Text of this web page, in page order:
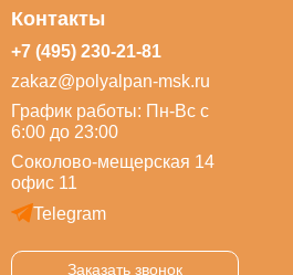
Контакты
+7 (495) 230-21-81
zakaz@polyalpan-msk.ru
График работы: Пн-Вс с
6:00 до 23:00
Соколово-мещерская 14
офис 11
Telegram
Заказать звонок